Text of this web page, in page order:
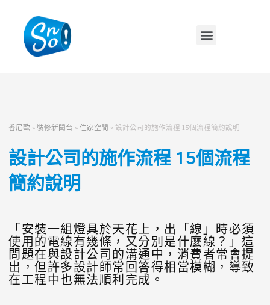
香尼歐 »裝修新聞台 »住家空間 » 設計公司的施作流程 15個流程簡約說明
設計公司的施作流程 15個流程
簡約說明
「安裝一組燈具於天花上，出「線」時必須
使用的電線有幾條，又分別是什麼線？」這
問題在與設計公司的溝通中，消費者常會提
出，但許多設計師常回答得相當模糊，導致
在工程中也無法順利完成。